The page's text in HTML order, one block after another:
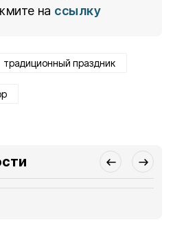
на ссылку
традиционный праздник